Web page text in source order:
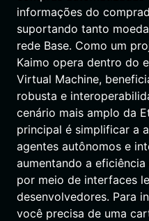
informações do
suportando tanto
rede Base. Como um
Kaimo opera dentro do
Virtual Machine,
robusta e
cenário mais amplo da
principal é simplificar a
agentes autônomos e
aumentando a
por meio de interfaces
desenvolvedores. Para
você precisa de uma